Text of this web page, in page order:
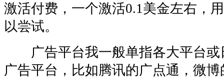
激活付费，一个激活0.1美金左右，
以尝试。
广告平台我一般单指各大平台或
广告平台，比如腾讯的广点通，微